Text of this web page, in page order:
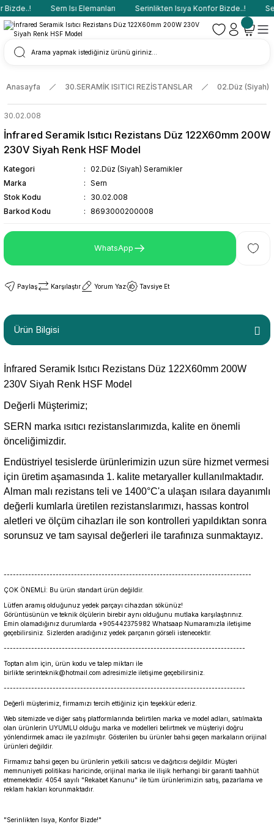
Sern Isı Elemanları Serinlikten Isıya Konfor Bizde..!
Anasayfa 30.SERAMİK ISITICI REZİSTANSLAR 02.Düz (Siyah)
30.02.008
İnfrared Seramik Isıtıcı Rezistans Düz 122X60mm 200W
230V Siyah Renk HSF Model
Kategori
02.Düz (Siyah) Seramikler
Marka
Sern
Stok Kodu
30.02.008
Barkod Kodu
8693000200008
WhatsApp
Paylaş Karşılaştır Yorum Yaz Tavsiye Et
Ürün Bilgisi
İnfrared Seramik Isıtıcı Rezistans Düz 122X60mm 200W
230V Siyah Renk HSF Model
Değerli Müşterimiz;
SERN marka ısıtıcı rezistanslarımızda, kalite en önemli
önceliğimizdir.
Endüstriyel tesislerde ürünlerimizin uzun süre hizmet vermesi
için üretim aşamasında 1. kalite metaryaller kullanılmaktadır.
Alman malı rezistans teli ve 1400°C'a ulaşan ısılara dayanımlı
değerli kumlarla üretilen rezistanslarımızı, hassas kontrol
aletleri ve ölçüm cihazları ile son kontrolleri yapıldıktan sonra
sorunsuz ve tam sayısal değerleri ile tarafınıza sunmaktayız.
---------------------------------------------------------------------------------
ÇOK ÖNEMLİ: Bu ürün standart ürün değildir.
Lütfen aramış olduğunuz yedek parçayı cihazdan sökünüz!
Görüntüsünün ve teknik ölçülerin birebir aynı olduğunu mutlaka karşılaştırınız.
Emin olamadığınız durumlarda +905442375982 Whatsaap Numaramızla iletişime
geçebilirsiniz. Sizlerden aradığınız yedek parçanın görseli istenecektir.
-------------------------------------------------------------------------------
Toptan alım için, ürün kodu ve talep miktarı ile
birlikte serinteknik@hotmail.com adresimizle iletişime geçebilirsiniz.
-------------------------------------------------------------------------------
Değerli müşterimiz, firmamızı tercih ettiğiniz için teşekkür ederiz.
Web sitemizde ve diğer satış platformlarında belirtilen marka ve model adları, satılmakta
olan ürünlerin UYUMLU olduğu marka ve modelleri belirtmek ve müşteriyi doğru
yönlendirmek amacı ile yazılmıştır. Gösterilen bu ürünler bahsi geçen markaların orijinal
ürünleri değildir.
Firmamız bahsi geçen bu ürünlerin yetkili satıcısı ve dağıtıcısı değildir. Müşteri
memnuniyeti politikası haricinde, orijinal marka ile ilişik herhangi bir garanti taahhüt
etmemektedir. 4054 sayılı "Rekabet Kanunu" ile tüm ürünlerimizin satış, pazarlama ve
reklam hakları korunmaktadır.
"Serinlikten Isıya, Konfor Bizde!"